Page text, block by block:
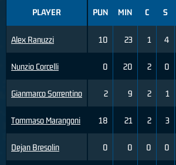
PLAYER
Alex Ranuzzi
Nunzio Corcelli
Gianmarco Sorrentino
Tommaso Marangoni
Dejan Bresolin
PUN MIN C S
10 23 1 4
0 20 2 0
2 9 2 1
18 21 2 3
0 0 0 0